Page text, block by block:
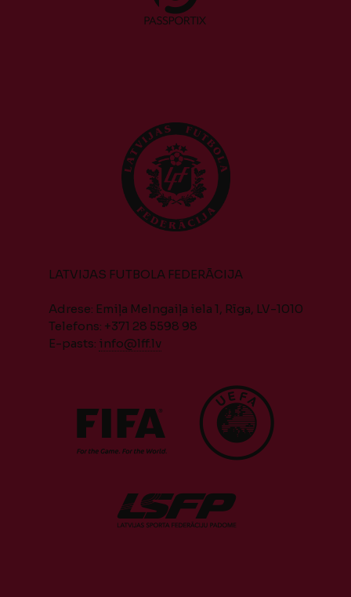
LATVIJAS FUTBOLA FEDERĀCIJA
Adrese: Emiļa Melngaiļa iela 1, Rīga, LV-1010
Telefons: +371 28 5598 98
E-pasts: info@lff.lv